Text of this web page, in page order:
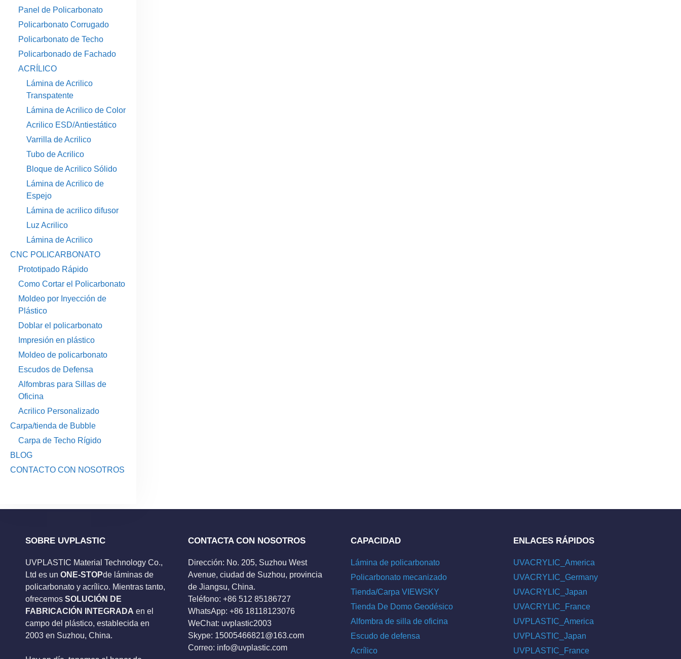
Panel de Policarbonato
Policarbonato Corrugado
Policarbonato de Techo
Policarbonado de Fachado
ACRÍLICO
Lámina de Acrilico
Transpatente
Lámina de Acrilico de Color
Acrilico ESD/Antiestático
Varrilla de Acrilico
Tubo de Acrilico
Bloque de Acrilico Sólido
Lámina de Acrilico de
Espejo
Lámina de acrilico difusor
Luz Acrilico
Lámina de Acrilico
CNC POLICARBONATO
Prototipado Rápido
Como Cortar el Policarbonato
Moldeo por Inyección de
Plástico
Doblar el policarbonato
Impresión en plástico
Moldeo de policarbonato
Escudos de Defensa
Alfombras para Sillas de
Oficina
Acrilico Personalizado
Carpa/tienda de Bubble
Carpa de Techo Rígido
BLOG
CONTACTO CON NOSOTROS
SOBRE UVPLASTIC
UVPLASTIC Material Technology Co.,
Ltd es un ONE-STOPde láminas de
policarbonato y acrílico. Mientras tanto,
ofrecemos SOLUCIÓN DE
FABRICACIÓN INTEGRADA en el
campo del plástico, establecida en
2003 en Suzhou, China.
CONTACTA CON NOSOTROS
Dirección: No. 205, Suzhou West
Avenue, ciudad de Suzhou, provincia
de Jiangsu, China.
Teléfono: +86 512 85186727
WhatsApp: +86 18118123076
WeChat: uvplastic2003
Skype: 15005466821@163.com
Correo: info@uvplastic.com
CAPACIDAD
Lámina de policarbonato
Policarbonato mecanizado
Tienda/Carpa VIEWSKY
Tienda De Domo Geodésico
Alfombra de silla de oficina
Escudo de defensa
Acrílico
ENLACES RÁPIDOS
UVACRYLIC_America
UVACRYLIC_Germany
UVACRYLIC_Japan
UVACRYLIC_France
UVPLASTIC_America
UVPLASTIC_Japan
UVPLASTIC_France